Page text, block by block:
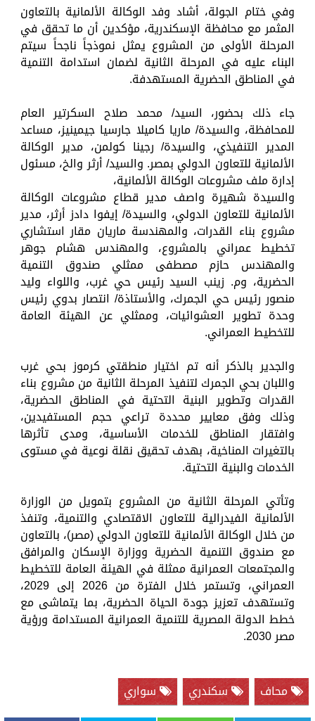
وفي ختام الجولة، أشاد وفد الوكالة الألمانية بالتعاون
المثمر مع محافظة الإسكندرية، مؤكدين أن ما تحقق في
المرحلة الأولى من المشروع يمثل نموذجاً ناجحاً سيتم
البناء عليه في المرحلة الثانية لضمان استدامة التنمية
في المناطق الحضرية المستهدفة.
جاء ذلك بحضور، السيد/ محمد صلاح السكرتير العام
للمحافظة، والسيدة/ ماريا كاميلا جارسيا جيمينيز، مساعد
المدير التنفيذي، ​والسيدة/ رجينا كولمن، مدير الوكالة
الألمانية للتعاون الدولي بمصر. والسيد/ أرثر والخ، مسئول
إدارة ملف مشروعات الوكالة الألمانية،
والسيدة شهيرة واصف مدير قطاع مشروعات الوكالة
الألمانية للتعاون الدولي، والسيدة/ إيفوا دادز أرثر، مدير
مشروع بناء القدرات، والمهندسة ماريان مقار استشاري
تخطيط عمراني بالمشروع، والمهندس هشام جوهر
والمهندس حازم مصطفى ممثلي صندوق التنمية
الحضرية، وم. زينب السيد رئيس حي غرب، واللواء وليد
منصور رئيس حي الجمرك، والأستاذة/ انتصار بدوي رئيس
وحدة تطوير العشوائيات، وممثلي عن الهيئة العامة
للتخطيط العمراني.
والجدير بالذكر أنه تم اختيار منطقتي كرموز بحي غرب
واللبان بحي الجمرك لتنفيذ المرحلة الثانية من مشروع بناء
القدرات وتطوير البنية التحتية في المناطق الحضرية،
وذلك وفق معايير محددة تراعي حجم المستفيدين،
وافتقار المناطق للخدمات الأساسية، ومدى تأثرها
بالتغيرات المناخية، بهدف تحقيق نقلة نوعية في مستوى
الخدمات والبنية التحتية.
وتأتي المرحلة الثانية من المشروع بتمويل من الوزارة
الألمانية الفيدرالية للتعاون الاقتصادي والتنمية، وتنفذ
من خلال الوكالة الألمانية للتعاون الدولي (مصر)، بالتعاون
مع صندوق التنمية الحضرية ووزارة الإسكان والمرافق
والمجتمعات العمرانية ممثلة في الهيئة العامة للتخطيط
العمراني، وتستمر خلال الفترة من 2026 إلى 2029،
وتستهدف تعزيز جودة الحياة الحضرية، بما يتماشى مع
خطط الدولة المصرية للتنمية العمرانية المستدامة ورؤية
مصر 2030.
محاف سكندري سواري